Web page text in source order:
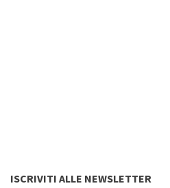
ISCRIVITI ALLE NEWSLETTER